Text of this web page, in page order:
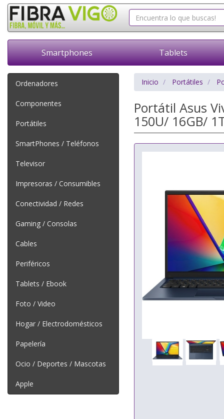
Smartphones Tablets
Ordenadores
Componentes
Portátiles
SmartPhones / Teléfonos
Televisor
Impresoras / Consumibles
Conectividad / Redes
Gaming / Consolas
Cables
Periféricos
Tablets / Ebook
Foto / Video
Hogar / Electrodomésticos
Papelería
Ocio / Deportes / Mascotas
Apple
Inicio Portátiles
Portátil Asus
150U/ 16GB/